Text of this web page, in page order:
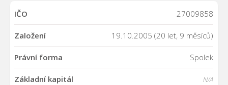
IČO 27009858
Založení 19.10.2005 (20 let, 9 měsíců)
Právní forma Spolek
Základní kapitál N/A